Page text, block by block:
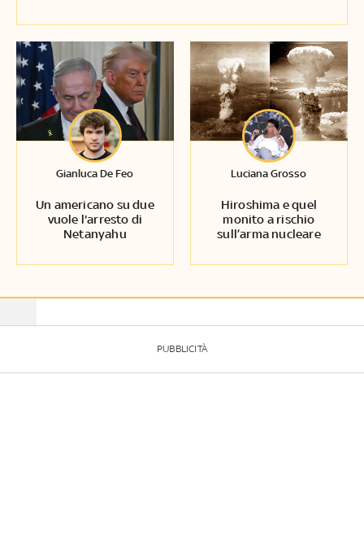
Un americano su due
vuole l'arresto di
Netanyahu
Gianluca De Feo
Hiroshima e quel
monito a rischio
sull’arma nucleare
Luciana Grosso
PUBBLICITÀ